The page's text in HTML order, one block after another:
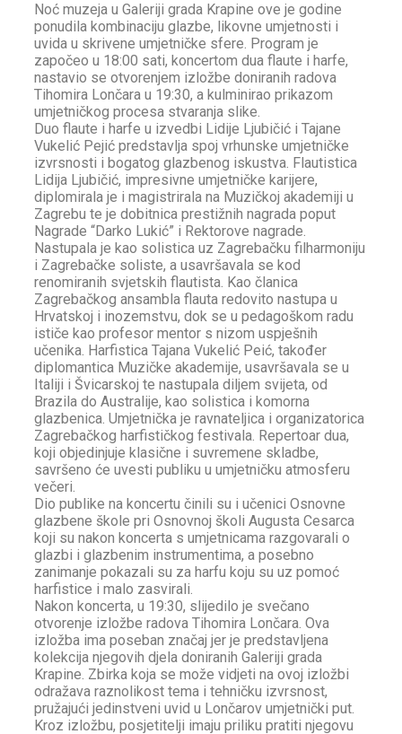
Noć muzeja u Galeriji grada Krapine ove je godine
ponudila kombinaciju glazbe, likovne umjetnosti i
uvida u skrivene umjetničke sfere. Program je
započeo u 18:00 sati, koncertom dua flaute i harfe,
nastavio se otvorenjem izložbe doniranih radova
Tihomira Lončara u 19:30, a kulminirao prikazom
umjetničkog procesa stvaranja slike.
Duo flaute i harfe u izvedbi Lidije Ljubičić i Tajane
Vukelić Pejić predstavlja spoj vrhunske umjetničke
izvrsnosti i bogatog glazbenog iskustva. Flautistica
Lidija Ljubičić, impresivne umjetničke karijere,
diplomirala je i magistrirala na Muzičkoj akademiji u
Zagrebu te je dobitnica prestižnih nagrada poput
Nagrade “Darko Lukić” i Rektorove nagrade.
Nastupala je kao solistica uz Zagrebačku filharmoniju
i Zagrebačke soliste, a usavršavala se kod
renomiranih svjetskih flautista. Kao članica
Zagrebačkog ansambla flauta redovito nastupa u
Hrvatskoj i inozemstvu, dok se u pedagoškom radu
ističe kao profesor mentor s nizom uspješnih
učenika. Harfistica Tajana Vukelić Peić, također
diplomantica Muzičke akademije, usavršavala se u
Italiji i Švicarskoj te nastupala diljem svijeta, od
Brazila do Australije, kao solistica i komorna
glazbenica. Umjetnička je ravnateljica i organizatorica
Zagrebačkog harfističkog festivala. Repertoar dua,
koji objedinjuje klasične i suvremene skladbe,
savršeno će uvesti publiku u umjetničku atmosferu
večeri.
Dio publike na koncertu činili su i učenici Osnovne
glazbene škole pri Osnovnoj školi Augusta Cesarca
koji su nakon koncerta s umjetnicama razgovarali o
glazbi i glazbenim instrumentima, a posebno
zanimanje pokazali su za harfu koju su uz pomoć
harfistice i malo zasvirali.
Nakon koncerta, u 19:30, slijedilo je svečano
otvorenje izložbe radova Tihomira Lončara. Ova
izložba ima poseban značaj jer je predstavljena
kolekcija njegovih djela doniranih Galeriji grada
Krapine. Zbirka koja se može vidjeti na ovoj izložbi
odražava raznolikost tema i tehničku izvrsnost,
pružajući jedinstveni uvid u Lončarov umjetnički put.
Kroz izložbu, posjetitelji imaju priliku pratiti njegovu